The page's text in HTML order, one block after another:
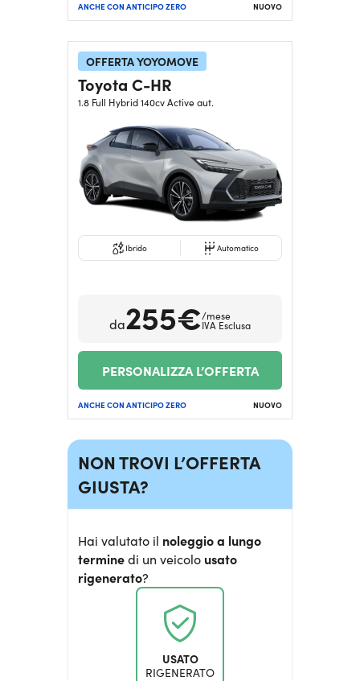
ANCHE CON ANTICIPO ZERO NUOVO
OFFERTA YOYOMOVE
Toyota C-HR
1.8 Full Hybrid 140cv Active aut.
Ibrido Automatico
da255€/mese
IVA Esclusa
PERSONALIZZA L’OFFERTA
ANCHE CON ANTICIPO ZERO NUOVO
NON TROVI L’OFFERTA
GIUSTA?
Hai valutato il noleggio a lungo
terminedi un veicolo usato
rigenerato?
USATO
RIGENERATO